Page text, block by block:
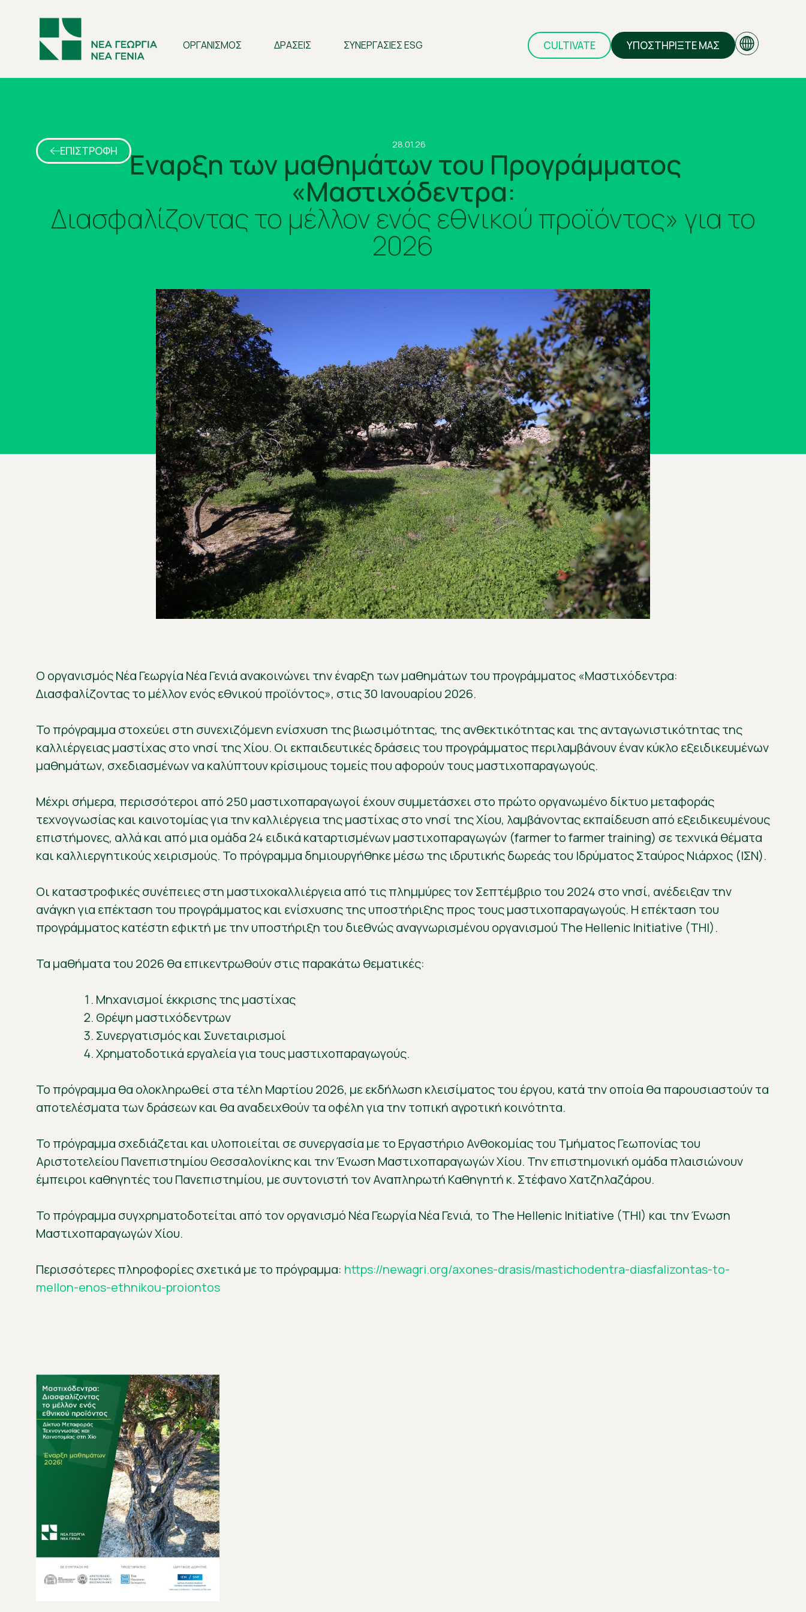
ΟΡΓΑΝΙΣΜΟΣ ΔΡΑΣΕΙΣ ΣΥΝΕΡΓΑΣΙΕΣ ESG CULTIVATE ΥΠΟΣΤΗΡΙΞΤΕ ΜΑΣ
28.01.26
Έναρξη των μαθημάτων του Προγράμματος
«Μαστιχόδεντρα:
Διασφαλίζοντας το μέλλον ενός εθνικού προϊόντος» για το
2026
ΕΠΙΣΤΡΟΦΗ
Ο οργανισμός Νέα Γεωργία Νέα Γενιά ανακοινώνει την έναρξη των μαθημάτων του προγράμματος «Μαστιχόδεντρα:
Διασφαλίζοντας το μέλλον ενός εθνικού προϊόντος», στις 30 Ιανουαρίου 2026.
Το πρόγραμμα στοχεύει στη συνεχιζόμενη ενίσχυση της βιωσιμότητας, της ανθεκτικότητας και της ανταγωνιστικότητας της
καλλιέργειας μαστίχας στο νησί της Χίου. Οι εκπαιδευτικές δράσεις του προγράμματος περιλαμβάνουν έναν κύκλο εξειδικευμένων
μαθημάτων, σχεδιασμένων να καλύπτουν κρίσιμους τομείς που αφορούν τους μαστιχοπαραγωγούς.
Μέχρι σήμερα, περισσότεροι από 250 μαστιχοπαραγωγοί έχουν συμμετάσχει στο πρώτο οργανωμένο δίκτυο μεταφοράς
τεχνογνωσίας και καινοτομίας για την καλλιέργεια της μαστίχας στο νησί της Χίου, λαμβάνοντας εκπαίδευση από εξειδικευμένους
επιστήμονες, αλλά και από μια ομάδα 24 ειδικά καταρτισμένων μαστιχοπαραγωγών (farmer to farmer training) σε τεχνικά θέματα
και καλλιεργητικούς χειρισμούς. Το πρόγραμμα δημιουργήθηκε μέσω της ιδρυτικής δωρεάς του Ιδρύματος Σταύρος Νιάρχος (ΙΣΝ).
Οι καταστροφικές συνέπειες στη μαστιχοκαλλιέργεια από τις πλημμύρες τον Σεπτέμβριο του 2024 στο νησί, ανέδειξαν την
ανάγκη για επέκταση του προγράμματος και ενίσχυσης της υποστήριξης προς τους μαστιχοπαραγωγούς. Η επέκταση του
προγράμματος κατέστη εφικτή με την υποστήριξη του διεθνώς αναγνωρισμένου οργανισμού The Hellenic Initiative (THI).
Τα μαθήματα του 2026 θα επικεντρωθούν στις παρακάτω θεματικές:
Μηχανισμοί έκκρισης της μαστίχας
Θρέψη μαστιχόδεντρων
Συνεργατισμός και Συνεταιρισμοί
Χρηματοδοτικά εργαλεία για τους μαστιχοπαραγωγούς.
Το πρόγραμμα θα ολοκληρωθεί στα τέλη Μαρτίου 2026, με εκδήλωση κλεισίματος του έργου, κατά την οποία θα παρουσιαστούν τα
αποτελέσματα των δράσεων και θα αναδειχθούν τα οφέλη για την τοπική αγροτική κοινότητα.
Το πρόγραμμα σχεδιάζεται και υλοποιείται σε συνεργασία με το Εργαστήριο Ανθοκομίας του Τμήματος Γεωπονίας του
Αριστοτελείου Πανεπιστημίου Θεσσαλονίκης και την Ένωση Μαστιχοπαραγωγών Χίου. Την επιστημονική ομάδα πλαισιώνουν
έμπειροι καθηγητές του Πανεπιστημίου, με συντονιστή τον Αναπληρωτή Καθηγητή κ. Στέφανο Χατζηλαζάρου.
Το πρόγραμμα συγχρηματοδοτείται από τον οργανισμό Νέα Γεωργία Νέα Γενιά, το The Hellenic Initiative (THI) και την Ένωση
Μαστιχοπαραγωγών Χίου.
Περισσότερες πληροφορίες σχετικά με το πρόγραμμα: https://newagri.org/axones-drasis/mastichodentra-diasfalizontas-to-
mellon-enos-ethnikou-proiontos